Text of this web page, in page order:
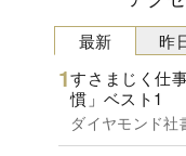
最新
すさまじく仕
慣」ベスト1
ダイヤモンド社
昨